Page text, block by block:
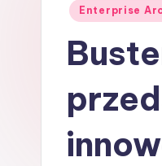
Posted
Enterprise